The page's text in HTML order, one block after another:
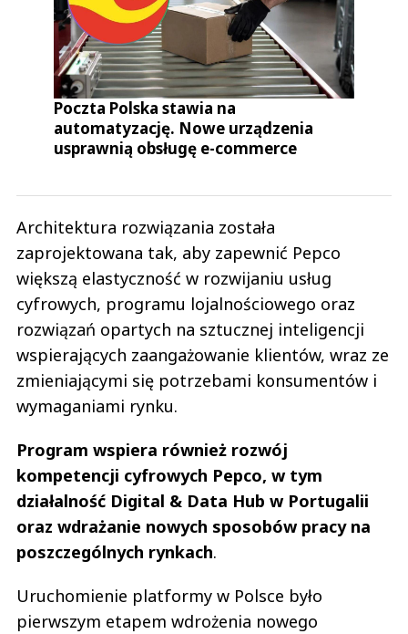
Poczta Polska stawia na
automatyzację. Nowe urządzenia
usprawnią obsługę e-commerce
Architektura rozwiązania została
zaprojektowana tak, aby zapewnić Pepco
większą elastyczność w rozwijaniu usług
cyfrowych, programu lojalnościowego oraz
rozwiązań opartych na sztucznej inteligencji
wspierających zaangażowanie klientów, wraz ze
zmieniającymi się potrzebami konsumentów i
wymaganiami rynku.
Program wspiera również rozwój
kompetencji cyfrowych Pepco, w tym
działalność Digital & Data Hub w Portugalii
oraz wdrażanie nowych sposobów pracy na
poszczególnych rynkach.
Uruchomienie platformy w Polsce było
pierwszym etapem wdrożenia nowego